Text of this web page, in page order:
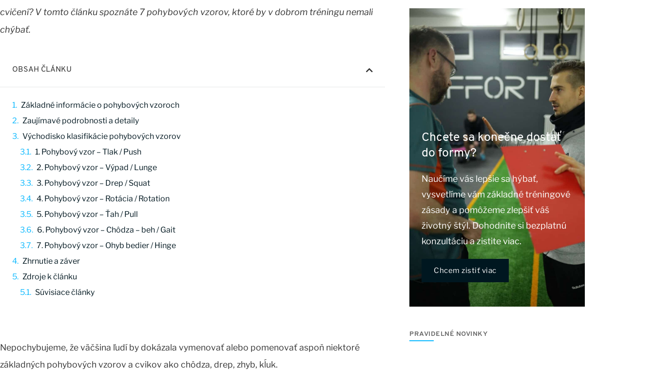
cvičení? V tomto článku spoznáte 7 pohybových vzorov, ktoré by v dobrom tréningu nemali
chýbať.
OBSAH ČLÁNKU
Základné informácie o pohybových vzoroch
Zaujímavé podrobnosti a detaily
Východisko klasifikácie pohybových vzorov
1. Pohybový vzor – Tlak / Push
2. Pohybový vzor – Výpad / Lunge
3. Pohybový vzor – Drep / Squat
4. Pohybový vzor – Rotácia / Rotation
5. Pohybový vzor – Ťah / Pull
6. Pohybový vzor – Chôdza – beh / Gait
7. Pohybový vzor – Ohyb bedier / Hinge
Zhrnutie a záver
Zdroje k článku
Súvisiace články
Nepochybujeme, že väčšina ľudí by dokázala vymenovať alebo pomenovať aspoň niektoré
základných pohybových vzorov a cvikov ako chôdza, drep, zhyb, kĺuk.
Chcete sa konečne dostať
do formy?
Naučíme vás lepšie sa hýbať,
vysvetlíme vám základné tréningové
zásady a pomôžeme zlepšiť váš
životný štýl. Dohodnite si bezplatnú
konzultáciu a zistite viac.
Chcem zistiť viac
PRAVIDELNÉ NOVINKY